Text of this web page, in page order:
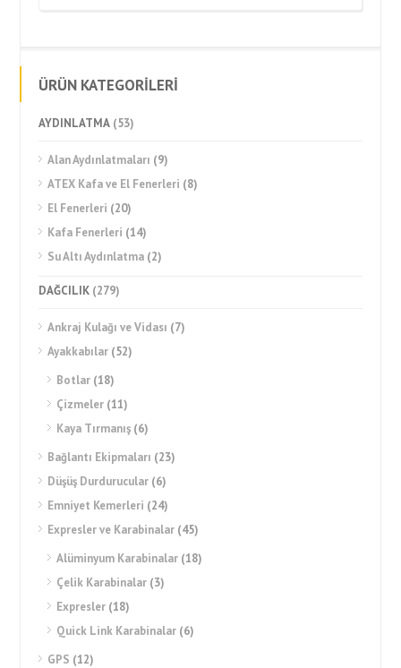
ÜRÜN KATEGORİLERİ
AYDINLATMA (53)
Alan Aydınlatmaları (9)
ATEX Kafa ve El Fenerleri (8)
El Fenerleri (20)
Kafa Fenerleri (14)
Su Altı Aydınlatma (2)
DAĞCILIK (279)
Ankraj Kulağı ve Vidası (7)
Ayakkabılar (52)
Botlar (18)
Çizmeler (11)
Kaya Tırmanış (6)
Bağlantı Ekipmaları (23)
Düşüş Durdurucular (6)
Emniyet Kemerleri (24)
Expresler ve Karabinalar (45)
Alüminyum Karabinalar (18)
Çelik Karabinalar (3)
Expresler (18)
Quick Link Karabinalar (6)
GPS (12)